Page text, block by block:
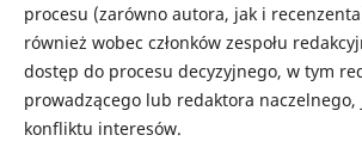
procesu (zarówno autora, jak i
również wobec członków zespołu
dostęp do procesu decyzyjnego, w tym
prowadzącego lub redaktora
konfliktu interesów.